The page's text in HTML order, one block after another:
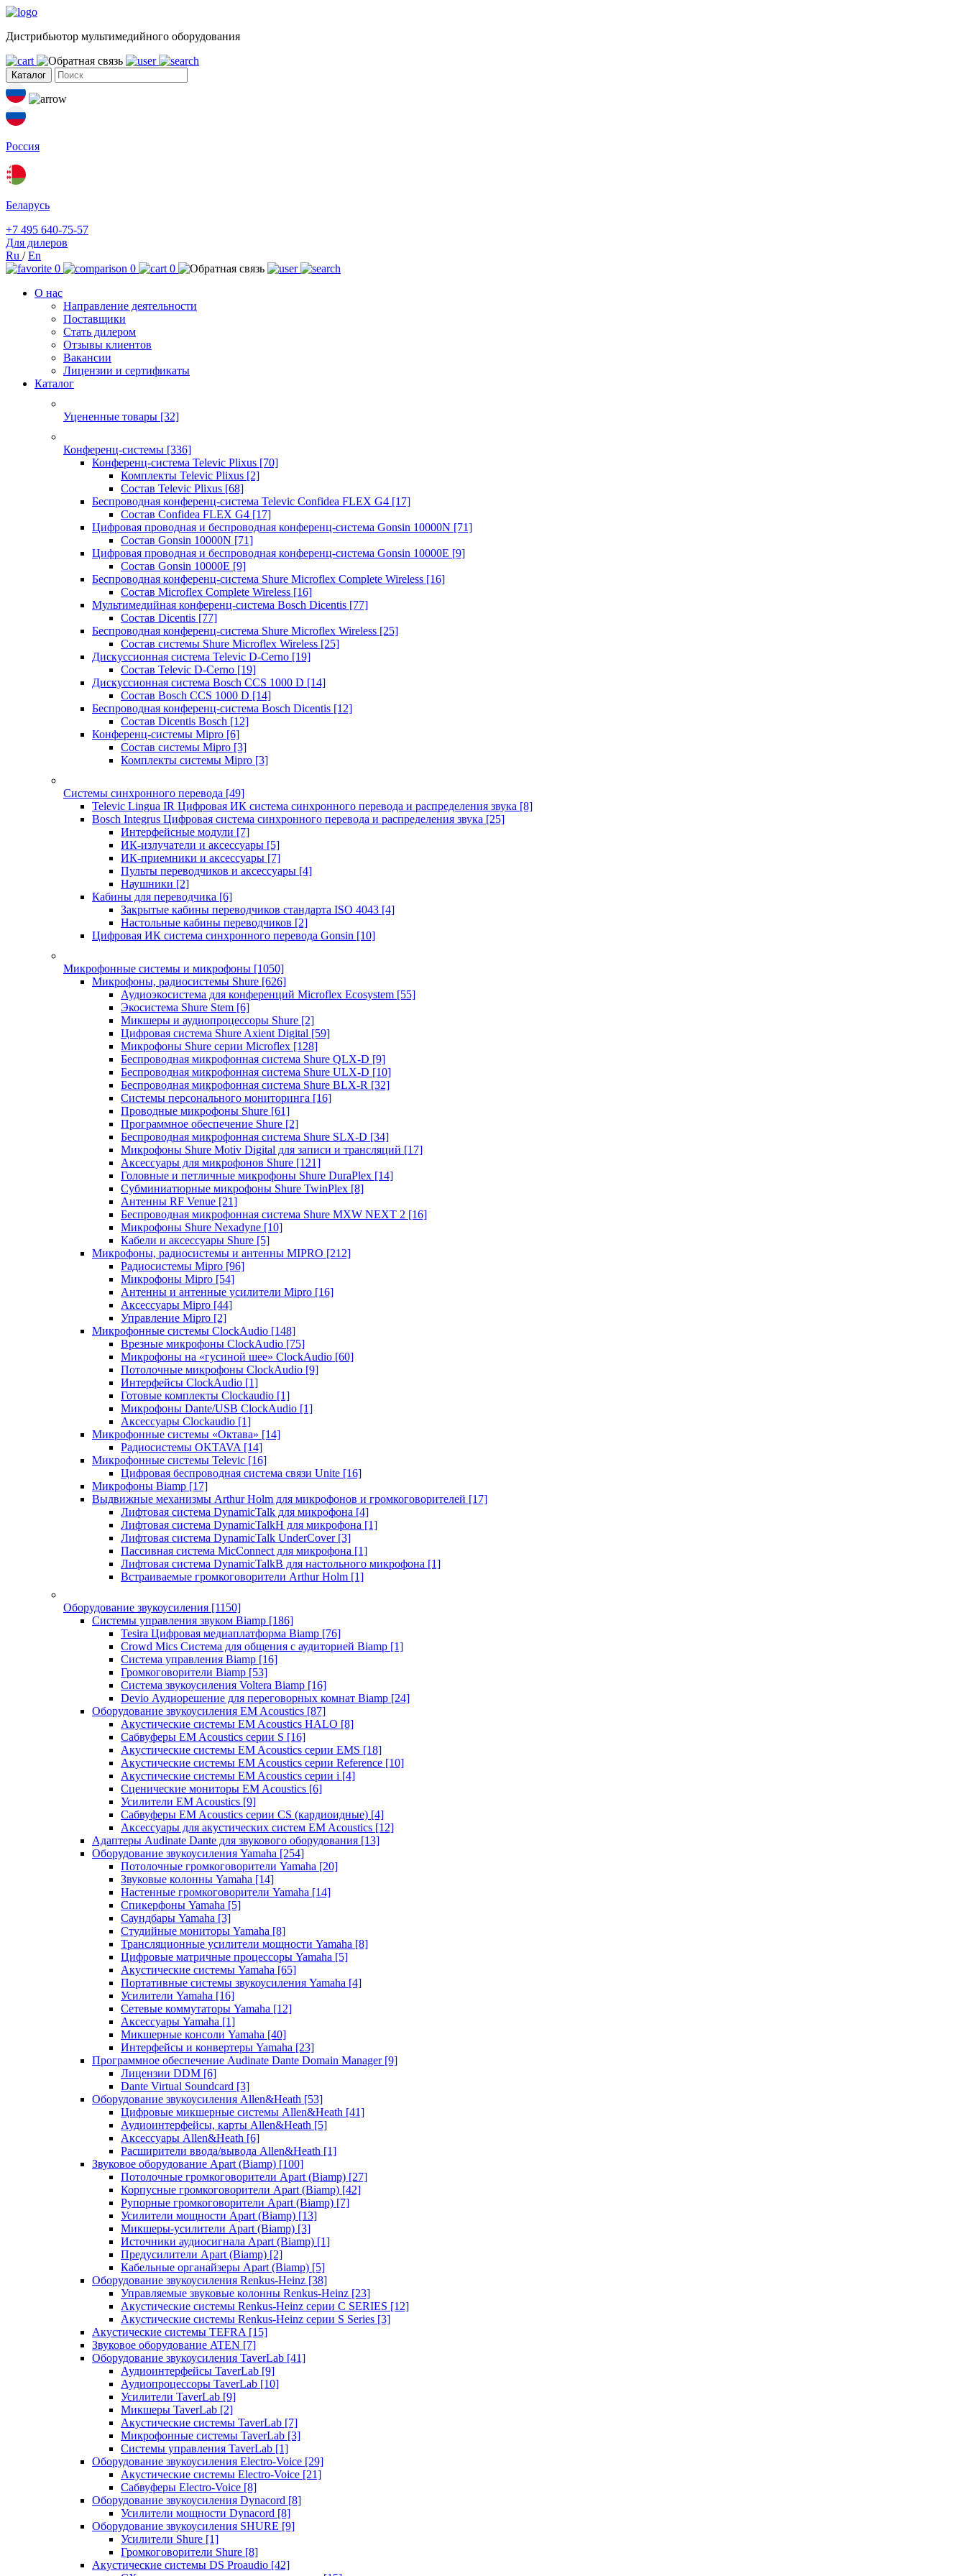
Дистрибьютор мультимедийного оборудования
Каталог
Россия
Беларусь
+7 495 640-75-57
Для дилеров
Ru /En
0
0
0
О нас
Направление деятельности
Поставщики
Стать дилером
Отзывы клиентов
Вакансии
Лицензии и сертификаты
Каталог
Уцененные товары [32]
Конференц-системы [336]
Конференц-система Televic Plixus [70]
Комплекты Televic Plixus [2]
Состав Televic Plixus [68]
Беспроводная конференц-система Televic Confidea FLEX G4 [17]
Состав Confidea FLEX G4 [17]
Цифровая проводная и беспроводная конференц-система Gonsin 10000N [71]
Состав Gonsin 10000N [71]
Цифровая проводная и беспроводная конференц-система Gonsin 10000E [9]
Состав Gonsin 10000E [9]
Беспроводная конференц-система Shure Microflex Complete Wireless [16]
Состав Microflex Complete Wireless [16]
Мультимедийная конференц-система Bosch Dicentis [77]
Состав Dicentis [77]
Беспроводная конференц-система Shure Microflex Wireless [25]
Состав системы Shure Microflex Wireless [25]
Дискуссионная система Televic D-Cerno [19]
Состав Televic D-Cerno [19]
Дискуссионная система Bosch CCS 1000 D [14]
Состав Bosch CCS 1000 D [14]
Беспроводная конференц-система Bosch Dicentis [12]
Состав Dicentis Bosch [12]
Конференц-системы Mipro [6]
Состав системы Mipro [3]
Комплекты системы Mipro [3]
Системы синхронного перевода [49]
Televic Lingua IR Цифровая ИК система синхронного перевода и распределения звука [8]
Bosch Integrus Цифровая система синхронного перевода и распределения звука [25]
Интерфейсные модули [7]
ИК-излучатели и аксессуары [5]
ИК-приемники и аксессуары [7]
Пульты переводчиков и аксессуары [4]
Наушники [2]
Кабины для переводчика [6]
Закрытые кабины переводчиков стандарта ISO 4043 [4]
Настольные кабины переводчиков [2]
Цифровая ИК система синхронного перевода Gonsin [10]
Микрофонные системы и микрофоны [1050]
Микрофоны, радиосистемы Shure [626]
Аудиоэкосистема для конференций Microflex Ecosystem [55]
Экосистема Shure Stem [6]
Микшеры и аудиопроцессоры Shure [2]
Цифровая система Shure Axient Digital [59]
Микрофоны Shure серии Microflex [128]
Беспроводная микрофонная система Shure QLX-D [9]
Беспроводная микрофонная система Shure ULX-D [10]
Беспроводная микрофонная система Shure BLX-R [32]
Системы персонального мониторинга [16]
Проводные микрофоны Shure [61]
Программное обеспечение Shure [2]
Беспроводная микрофонная система Shure SLX-D [34]
Микрофоны Shure Motiv Digital для записи и трансляций [17]
Аксессуары для микрофонов Shure [121]
Головные и петличные микрофоны Shure DuraPlex [14]
Субминиатюрные микрофоны Shure TwinPlex [8]
Антенны RF Venue [21]
Беспроводная микрофонная система Shure MXW NEXT 2 [16]
Микрофоны Shure Nexadyne [10]
Кабели и аксессуары Shure [5]
Микрофоны, радиосистемы и антенны MIPRO [212]
Радиосистемы Mipro [96]
Микрофоны Mipro [54]
Антенны и антенные усилители Mipro [16]
Аксессуары Mipro [44]
Управление Mipro [2]
Микрофонные системы ClockAudio [148]
Врезные микрофоны ClockAudio [75]
Микрофоны на «гусиной шее» ClockAudio [60]
Потолочные микрофоны ClockAudio [9]
Интерфейсы ClockAudio [1]
Готовые комплекты Clockaudio [1]
Микрофоны Dante/USB ClockAudio [1]
Аксессуары Clockaudio [1]
Микрофонные системы «Октава» [14]
Радиосистемы OKTAVA [14]
Микрофонные системы Televic [16]
Цифровая беспроводная система связи Unite [16]
Микрофоны Biamp [17]
Выдвижные механизмы Arthur Holm для микрофонов и громкоговорителей [17]
Лифтовая система DynamicTalk для микрофона [4]
Лифтовая система DynamicTalkH для микрофона [1]
Лифтовая система DynamicTalk UnderCover [3]
Пассивная система MicConnect для микрофона [1]
Лифтовая система DynamicTalkB для настольного микрофона [1]
Встраиваемые громкоговорители Arthur Holm [1]
Оборудование звукоусиления [1150]
Системы управления звуком Biamp [186]
Tesira Цифровая медиаплатформа Biamp [76]
Crowd Mics Система для общения с аудиторией Biamp [1]
Система управления Biamp [16]
Громкоговорители Biamp [53]
Система звукоусиления Voltera Biamp [16]
Devio Аудиорешение для переговорных комнат Biamp [24]
Оборудование звукоусиления EM Acoustics [87]
Акустические системы EM Acoustics HALO [8]
Сабвуферы EM Acoustics серии S [16]
Акустические системы EM Acoustics серии EMS [18]
Акустические системы EM Acoustics серии Reference [10]
Акустические системы EM Acoustics серии i [4]
Сценические мониторы EM Acoustics [6]
Усилители EM Acoustics [9]
Сабвуферы EM Acoustics серии CS (кардиоидные) [4]
Аксессуары для акустических систем EM Acoustics [12]
Адаптеры Audinate Dante для звукового оборудования [13]
Оборудование звукоусиления Yamaha [254]
Потолочные громкоговорители Yamaha [20]
Звуковые колонны Yamaha [14]
Настенные громкоговорители Yamaha [14]
Спикерфоны Yamaha [5]
Саундбары Yamaha [3]
Студийные мониторы Yamaha [8]
Трансляционные усилители мощности Yamaha [8]
Цифровые матричные процессоры Yamaha [5]
Акустические системы Yamaha [65]
Портативные системы звукоусиления Yamaha [4]
Усилители Yamaha [16]
Сетевые коммутаторы Yamaha [12]
Аксессуары Yamaha [1]
Микшерные консоли Yamaha [40]
Интерфейсы и конвертеры Yamaha [23]
Программное обеспечение Audinate Dante Domain Manager [9]
Лицензии DDM [6]
Dante Virtual Soundcard [3]
Оборудование звукоусиления Allen&Heath [53]
Цифровые микшерные системы Allen&Heath [41]
Аудиоинтерфейсы, карты Allen&Heath [5]
Аксессуары Allen&Heath [6]
Расширители ввода/вывода Allen&Heath [1]
Звуковое оборудование Apart (Biamp) [100]
Потолочные громкоговорители Apart (Biamp) [27]
Корпусные громкоговорители Apart (Biamp) [42]
Рупорные громкоговорители Apart (Biamp) [7]
Усилители мощности Apart (Biamp) [13]
Микшеры-усилители Apart (Biamp) [3]
Источники аудиосигнала Apart (Biamp) [1]
Предусилители Apart (Biamp) [2]
Кабельные органайзеры Apart (Biamp) [5]
Оборудование звукоусиления Renkus-Heinz [38]
Управляемые звуковые колонны Renkus-Heinz [23]
Акустические системы Renkus-Heinz серии C SERIES [12]
Акустические системы Renkus-Heinz серии S Series [3]
Акустические системы TEFRA [15]
Звуковое оборудование ATEN [7]
Оборудование звукоусиления TaverLab [41]
Аудиоинтерфейсы TaverLab [9]
Аудиопроцессоры TaverLab [10]
Усилители TaverLab [9]
Микшеры TaverLab [2]
Акустические системы TaverLab [7]
Микрофонные системы TaverLab [3]
Системы управления TaverLab [1]
Оборудование звукоусиления Electro-Voice [29]
Акустические системы Electro-Voice [21]
Сабвуферы Electro-Voice [8]
Оборудование звукоусиления Dynacord [8]
Усилители мощности Dynacord [8]
Оборудование звукоусиления SHURE [9]
Усилители Shure [1]
Громкоговорители Shure [8]
Акустические системы DS Proaudio [42]